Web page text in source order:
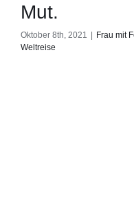
Mut.
Oktober 8th, 2021 Frau mit
Weltreise